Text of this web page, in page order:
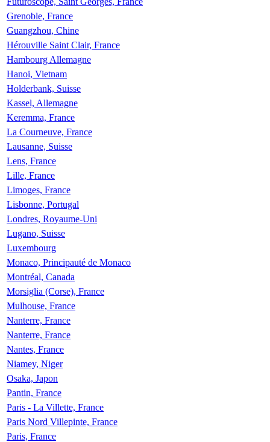
Grenoble, France
Guangzhou, Chine
Hérouville Saint Clair, France
Hambourg Allemagne
Hanoi, Vietnam
Holderbank, Suisse
Kassel, Allemagne
Keremma, France
La Courneuve, France
Lausanne, Suisse
Lens, France
Lille, France
Limoges, France
Lisbonne, Portugal
Londres, Royaume-Uni
Lugano, Suisse
Luxembourg
Monaco, Principauté de Monaco
Montréal, Canada
Morsiglia (Corse), France
Mulhouse, France
Nanterre, France
Nanterre, France
Nantes, France
Niamey, Niger
Osaka, Japon
Pantin, France
Paris - La Villette, France
Paris Nord Villepinte, France
Paris, France